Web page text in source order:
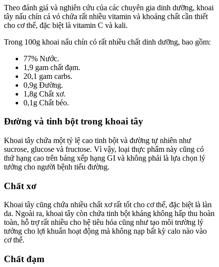
Theo đánh giá và nghiên cứu của các chuyên gia dinh dưỡng, khoai
tây nấu chín cả vỏ chứa rất nhiều vitamin và khoáng chất cần thiết
cho cơ thể, đặc biệt là vitamin C và kali.
Trong 100g khoai nấu chín có rất nhiều chất dinh dưỡng, bao gồm:
77% Nước.
1,9 gam chất đạm.
20,1 gam carbs.
0,9g Đường.
1,8g Chất xơ.
0,1g Chất béo.
Đường và tinh bột trong khoai tây
Khoai tây chứa một tỷ lệ cao tinh bột và đường tự nhiên như
sucrose, glucose và fructose. Vì vậy, loại thực phẩm này cũng có
thứ hạng cao trên bảng xếp hạng GI và không phải là lựa chọn lý
tưởng cho người bệnh tiểu đường.
Chất xơ
Khoai tây cũng chứa nhiều chất xơ rất tốt cho cơ thể, đặc biệt là làn
da. Ngoài ra, khoai tây còn chứa tinh bột kháng không hấp thu hoàn
toàn, hỗ trợ rất nhiều cho hệ tiêu hóa cũng như tạo môi trường lý
tưởng cho lợi khuẩn hoạt động mà không nạp bất kỳ calo nào vào
cơ thể.
Chất đạm